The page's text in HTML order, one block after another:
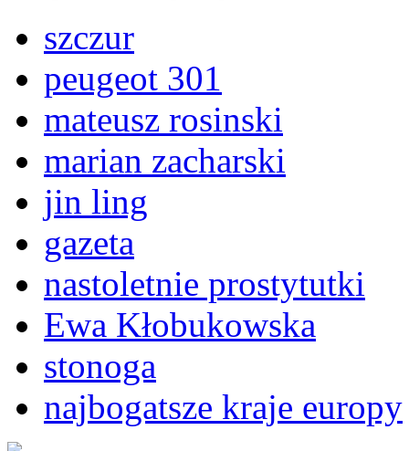
szczur
peugeot 301
mateusz rosinski
marian zacharski
jin ling
gazeta
nastoletnie prostytutki
Ewa Kłobukowska
stonoga
najbogatsze kraje europy